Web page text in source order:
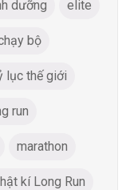
dưỡng elite
bộ
lục thế giới
run
marathon
kí Long Run